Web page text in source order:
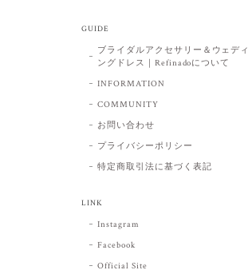
GUIDE
ブライダルアクセサリー＆ウェディ
ングドレス｜Refinadoについて
INFORMATION
COMMUNITY
お問い合わせ
プライバシーポリシー
特定商取引法に基づく表記
LINK
Instagram
Facebook
Official Site